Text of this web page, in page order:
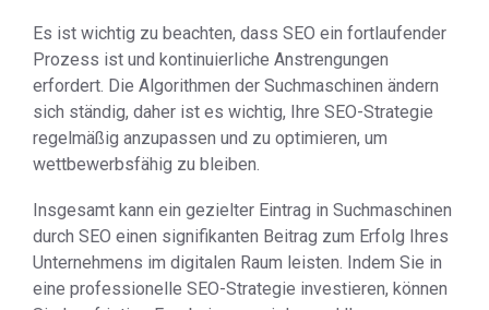
Es ist wichtig zu beachten, dass SEO ein fortlaufender
Prozess ist und kontinuierliche Anstrengungen
erfordert. Die Algorithmen der Suchmaschinen ändern
sich ständig, daher ist es wichtig, Ihre SEO-Strategie
regelmäßig anzupassen und zu optimieren, um
wettbewerbsfähig zu bleiben.
Insgesamt kann ein gezielter Eintrag in Suchmaschinen
durch SEO einen signifikanten Beitrag zum Erfolg Ihres
Unternehmens im digitalen Raum leisten. Indem Sie in
eine professionelle SEO-Strategie investieren, können